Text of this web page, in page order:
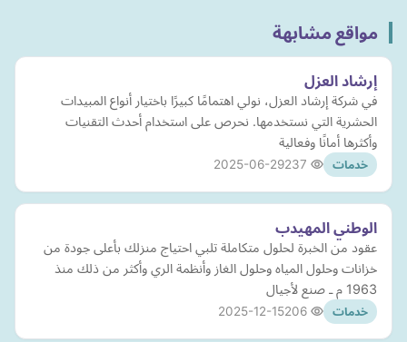
مواقع مشابهة
إرشاد العزل
في شركة إرشاد العزل، نولي اهتمامًا كبيرًا باختيار أنواع المبيدات
الحشرية التي نستخدمها. نحرص على استخدام أحدث التقنيات
وأكثرها أمانًا وفعالية
خدمات 2025-06-29
الوطني المهيدب
عقود من الخبرة لحلول متكاملة تلبي احتياج منزلك بأعلى جودة من
خزانات وحلول المياه وحلول الغاز وأنظمة الري وأكثر من ذلك منذ
1963 م ـ صنع لأجيال
خدمات 2025-12-15